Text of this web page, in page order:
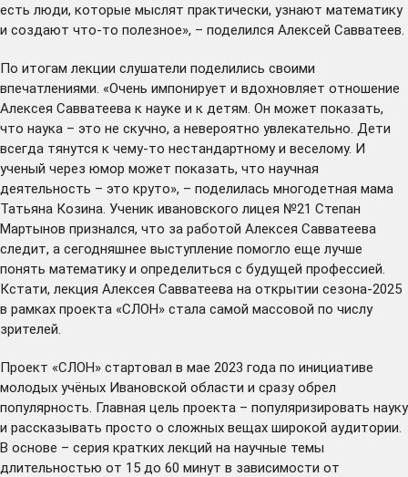
есть люди, которые мыслят практически, узнают математику
и создают что-то полезное», – поделился Алексей Савватеев.
По итогам лекции слушатели поделились своими
впечатлениями. «Очень импонирует и вдохновляет отношение
Алексея Савватеева к науке и к детям. Он может показать,
что наука – это не скучно, а невероятно увлекательно. Дети
всегда тянутся к чему-то нестандартному и веселому. И
ученый через юмор может показать, что научная
деятельность – это круто», – поделилась многодетная мама
Татьяна Козина. Ученик ивановского лицея №21 Степан
Мартынов признался, что за работой Алексея Савватеева
следит, а сегодняшнее выступление помогло еще лучше
понять математику и определиться с будущей профессией.
Кстати, лекция Алексея Савватеева на открытии сезона-2025
в рамках проекта «СЛОН» стала самой массовой по числу
зрителей.
Проект «СЛОН» стартовал в мае 2023 года по инициативе
молодых учёных Ивановской области и сразу обрел
популярность. Главная цель проекта – популяризировать науку
и рассказывать просто о сложных вещах широкой аудитории.
В основе – серия кратких лекций на научные темы
длительностью от 15 до 60 минут в зависимости от